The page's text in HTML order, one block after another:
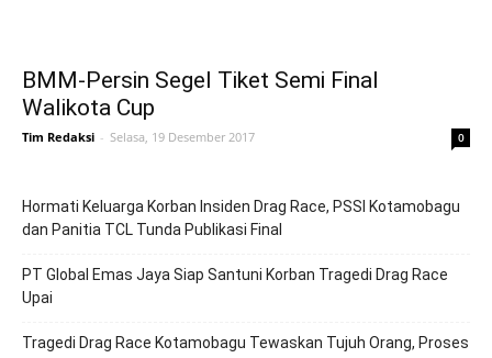
BMM-Persin Segel Tiket Semi Final
Walikota Cup
Tim Redaksi - Selasa, 19 Desember 2017 0
Hormati Keluarga Korban Insiden Drag Race, PSSI Kotamobagu
dan Panitia TCL Tunda Publikasi Final
PT Global Emas Jaya Siap Santuni Korban Tragedi Drag Race
Upai
Tragedi Drag Race Kotamobagu Tewaskan Tujuh Orang, Proses